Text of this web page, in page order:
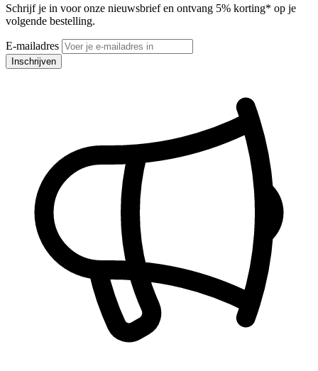
Schrijf je in voor onze nieuwsbrief en ontvang 5% korting* op je
volgende bestelling.
E-mailadres
Inschrijven